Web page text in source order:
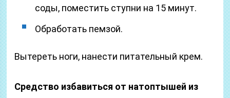
соды, поместить ступни на 15 минут.
Обработать пемзой.
Вытереть ноги, нанести питательный крем.
Средство избавиться от натоптышей из